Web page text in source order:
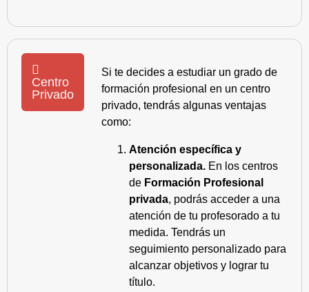
Centro
Privado
Si te decides a estudiar un grado de
formación profesional en un centro
privado, tendrás algunas ventajas
como:
Atención específica y
personalizada. En los centros
de Formación Profesional
privada, podrás acceder a una
atención de tu profesorado a tu
medida. Tendrás un
seguimiento personalizado para
alcanzar objetivos y lograr tu
título.